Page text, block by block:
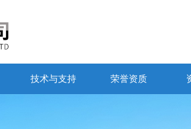
技术与支持 荣誉资质